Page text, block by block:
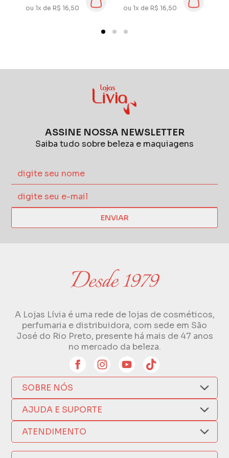
ou 1x de R$ 16,50 ou 1x de R$ 16,50
ASSINE NOSSA NEWSLETTER
Saiba tudo sobre beleza e maquiagens
ENVIAR
A Lojas Lívia é uma rede de lojas de cosméticos,
perfumaria e distribuidora, com sede em São
José do Rio Preto, presente há mais de 47 anos
no mercado da beleza.
SOBRE NÓS
Quem Somos
Compra Segura
Como Comprar
Nossas Lojas
Política de Privacidade
AJUDA E SUPORTE
Nosso Aplicativo
Trocas e Devoluções
Formas de Pagamento
ATENDIMENTO